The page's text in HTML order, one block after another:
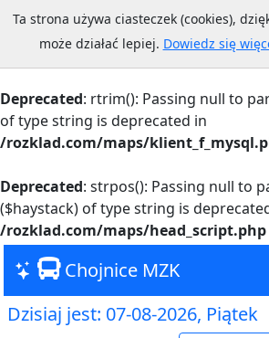
: Trying to access array
bool in/rozklad.com/maps/
Deprecated: rtrim(): Passing null to
of type string is deprecated in
/rozklad.com/maps/
Deprecated: strpos(): Passing null to
($haystack) of type string is
/rozklad.com/maps/head_script.php
Chojnice MZK
Dzisiaj jest: 07-08-2026, Piątek
Ta strona używa ciasteczek (cookies),
może działać lepiej. Dowiedz się